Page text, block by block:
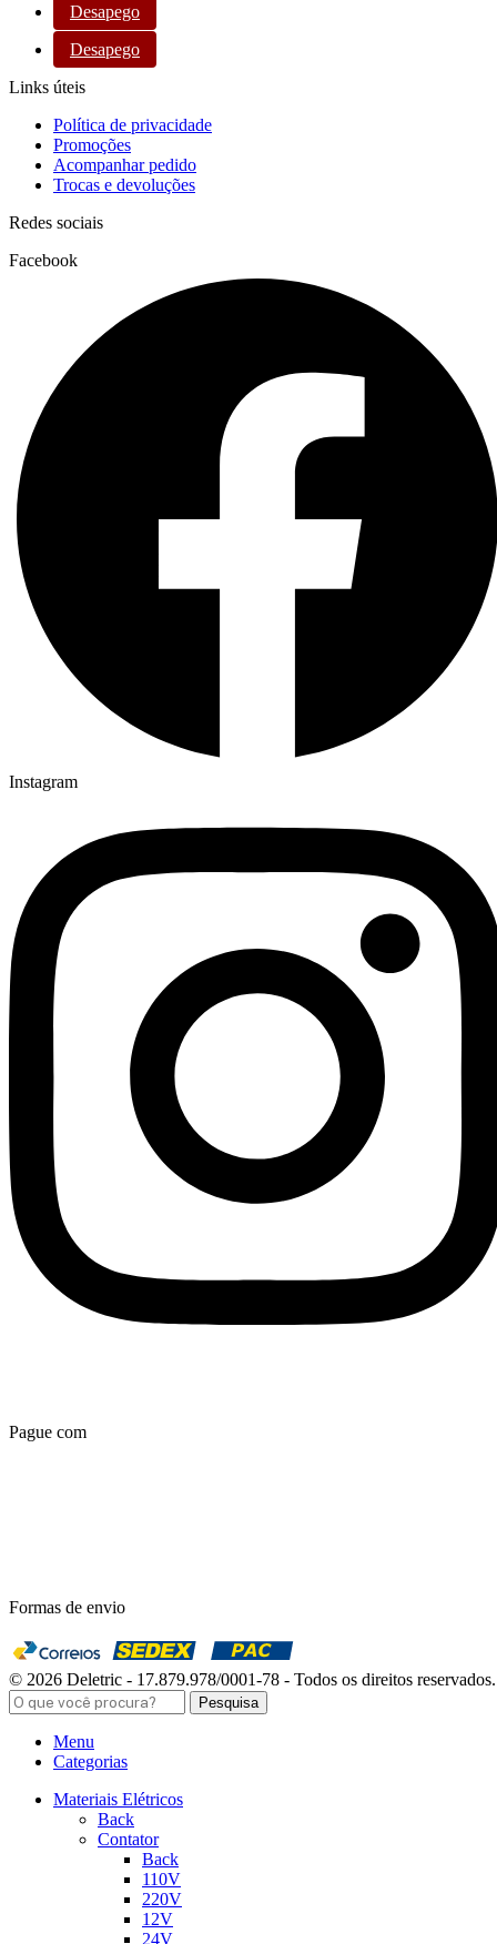
Desapego
Desapego
Links úteis
Política de privacidade
Promoções
Acompanhar pedido
Trocas e devoluções
Redes sociais
Facebook
Instagram
Pague com
Formas de envio
© 2026 Deletric - 17.879.978/0001-78 - Todos os direitos reservados.
Pesquisa
Menu
Categorias
Materiais Elétricos
Back
Contator
Back
110V
220V
12V
24V